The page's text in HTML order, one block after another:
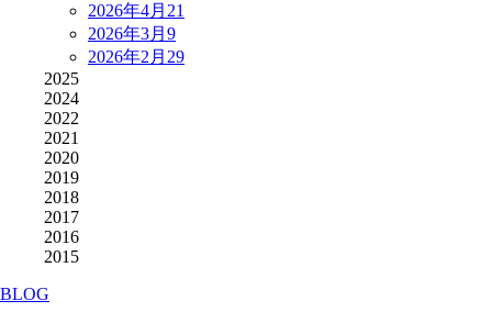
2026年4月 21
2026年3月 9
2026年2月 29
2025
2024
2022
2021
2020
2019
2018
2017
2016
2015
BLOG